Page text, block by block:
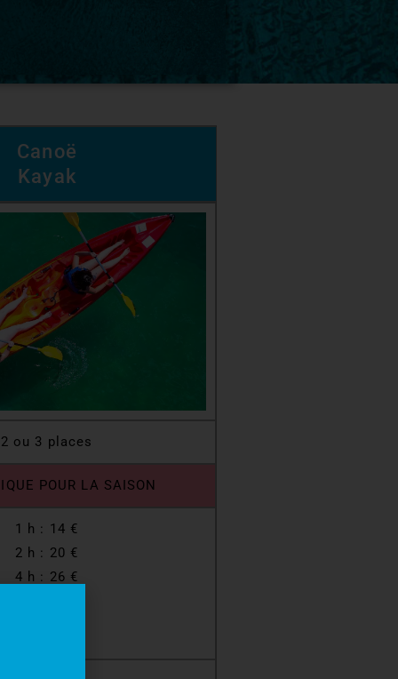
Canoë
Kayak
2 ou 3 places
POUR LA SAISON
1 h : 14 €
2 h : 20 €
4 h : 26 €